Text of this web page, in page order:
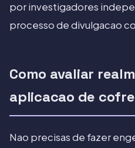
por investigadores
processo de divulgacao
Como avaliar
aplicacao de cofre
Nao precisas de fazer